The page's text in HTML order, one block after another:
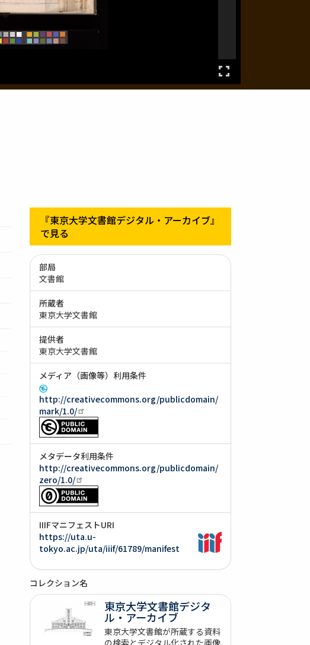
『東京大学文書館デジタル・アーカイブ』
で見る
部局
文書館
所蔵者
東京大学文書館
提供者
東京大学文書館
メディア（画像等）利用条件
http://creativecommons.org/publicdomain/
mark/1.0/
メタデータ利用条件
http://creativecommons.org/publicdomain/
zero/1.0/
IIIFマニフェストURI
https://uta.u-
tokyo.ac.jp/uta/iiif/61789/manifest
コレクション名
東京大学文書館デジタ
ル・アーカイブ
東京大学文書館が所蔵する資料
の検索とデジタル化された画像